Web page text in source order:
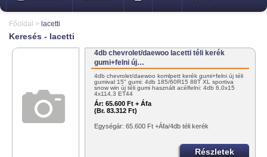
Főoldal > lacetti
Keresés - lacetti
4db chevrolet/daewoo lacetti téli kerék
gumi+felni új…
4db chevrolet/daewoo komlpett kerék gumi+felni új téli
gumival 15" gumi: 4db 185/60R15 88T XL sportiva
snow win új téli gumi használt acélfelni: 4db 6,0x15
4x114,3 ET44
Ár: 65.600 Ft + Áfa
(Br. 83.312 Ft)
Egységár: 65.600 Ft +Áfa/4db téli kerék
Részletek